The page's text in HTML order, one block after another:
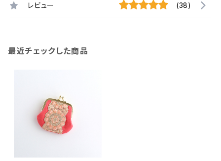
レビュー (38)
最近チェックした商品